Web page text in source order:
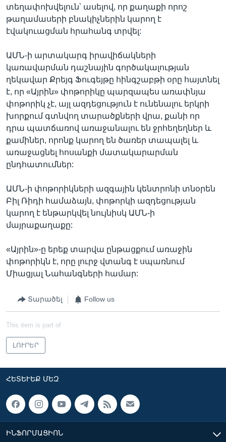
տեղափոխվելուն՝ ասելով, որ քաղաքի որոշ
թաղամասերի բնակիչներին կարող է
էվակուացման հրահանգ տրվել:
ԱՄՆ-ի արտակարգ իրավիճակների
կառավարման դաշնային գործակալության
ղեկավար Քրեյգ Ֆուգեյթը հինգշաբթի օրը հայտնել
է, որ «Այրին» փոթորիկը պարզապես առափնյա
փոթորիկ չէ, այլ ազդեցություն է ունենալու երկրի
խորքում գտնվող տարածքների վրա, քանի որ
դրա պատճառով առաջանալու են ջրհեղեղներ և
քամիներ, որոնք կարող են ծառեր տապալել և
առաջացնել հոսանքի մատակարարման
ընդհատումներ:
ԱՄՆ-ի փոթորիկների ազգային կենտրոնի տնօրեն
Բիլ Ռիդի համաձայն, փոթորկի ազդեցության
կարող է ենթարկվել նույնիսկ ԱՄՆ-ի
մայրաքաղաքը:
«Այրին»-ը երեք տարվա ընթացքում առաջին
փոթորիկն է, որը լուրջ վտանգ է սպառնում
Միացյալ Նահանգների համար:
Տարածել Follow us
This item is part of
ԼՈՒՐԵՐ
ՀԵՏԵՒԵՔ ՄԵԶ
ԻՆՖՈՐՄԱՑԻՈՆ